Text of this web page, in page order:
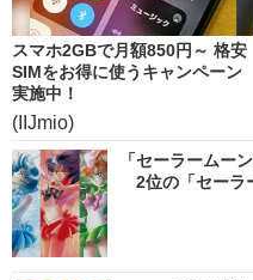
スマホ2GBで月額850円～ 格安
SIMをお得に使うキャンペーン
実施中！
(IIJmio)
「セーラームー
2位の「セーラ